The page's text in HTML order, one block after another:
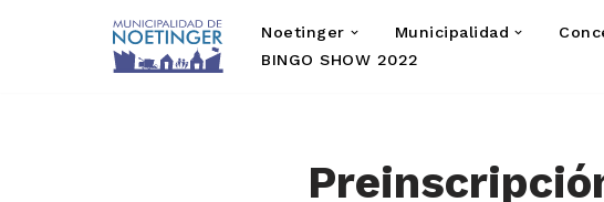
Noetinger Municipalidad
BINGO SHOW 2022